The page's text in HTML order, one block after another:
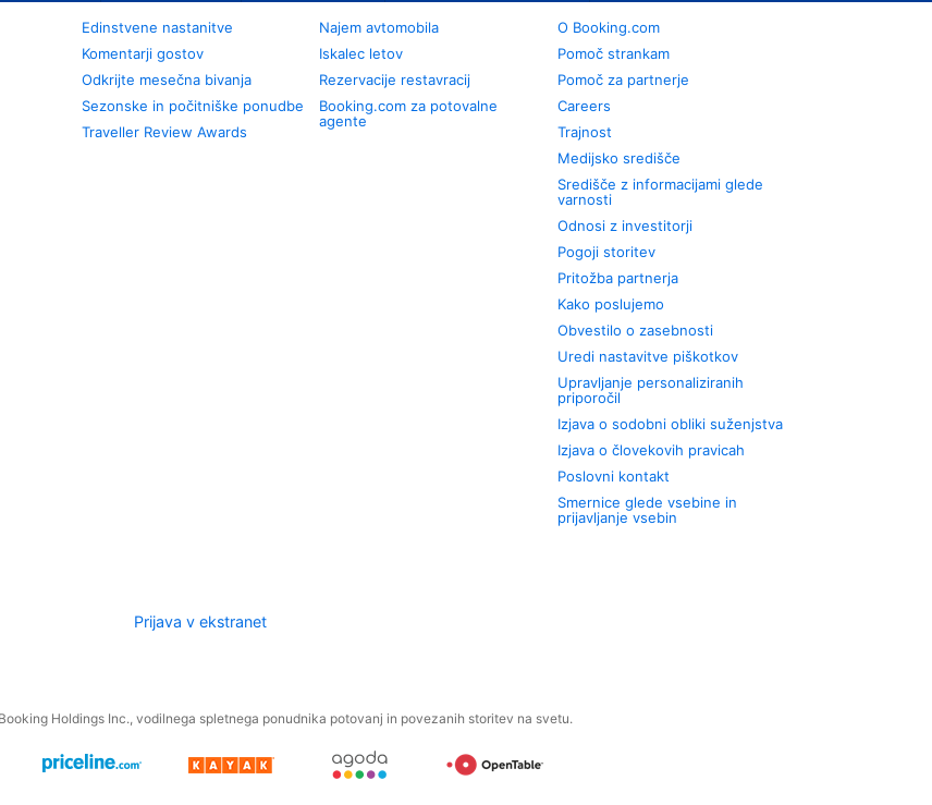
Edinstvene nastanitve
Komentarji gostov
Odkrijte mesečna bivanja
Sezonske in počitniške ponudbe
Traveller Review Awards
Najem avtomobila
Iskalec letov
Rezervacije restavracij
Booking.com za potovalne
agente
O Booking.com
Pomoč strankam
Pomoč za partnerje
Careers
Trajnost
Medijsko središče
Središče z informacijami glede
varnosti
Odnosi z investitorji
Pogoji storitev
Pritožba partnerja
Kako poslujemo
Obvestilo o zasebnosti
Uredi nastavitve piškotkov
Upravljanje personaliziranih
priporočil
Izjava o sodobni obliki suženjstva
Izjava o človekovih pravicah
Poslovni kontakt
Smernice glede vsebine in
prijavljanje vsebin
Prijava v ekstranet
Holdings Inc., vodilnega spletnega ponudnika potovanj in povezanih storitev na svetu.